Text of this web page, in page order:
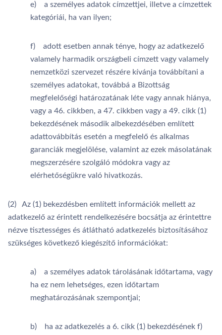
e) a személyes adatok címzettjei, illetve a címzettek
kategóriái, ha van ilyen;
f) adott esetben annak ténye, hogy az adatkezelő
valamely harmadik országbeli címzett vagy valamely
nemzetközi szervezet részére kívánja továbbítani a
személyes adatokat, továbbá a Bizottság
megfelelőségi határozatának léte vagy annak hiánya,
vagy a 46. cikkben, a 47. cikkben vagy a 49. cikk (1)
bekezdésének második albekezdésében említett
adattovábbítás esetén a megfelelő és alkalmas
garanciák megjelölése, valamint az ezek másolatának
megszerzésére szolgáló módokra vagy az
elérhetőségükre való hivatkozás.
(2) Az (1) bekezdésben említett információk mellett az
adatkezelő az érintett rendelkezésére bocsátja az érintettre
nézve tisztességes és átlátható adatkezelés biztosításához
szükséges következő kiegészítő információkat:
a) a személyes adatok tárolásának időtartama, vagy
ha ez nem lehetséges, ezen időtartam
meghatározásának szempontjai;
b) ha az adatkezelés a 6. cikk (1) bekezdésének f)